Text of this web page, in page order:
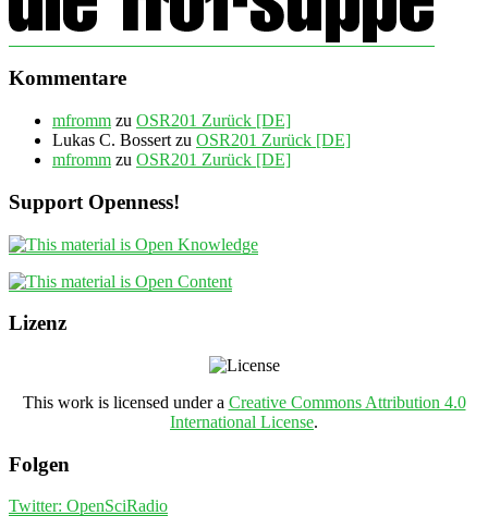
Kommentare
mfromm zu OSR201 Zurück [DE]
Lukas C. Bossert zu OSR201 Zurück [DE]
mfromm zu OSR201 Zurück [DE]
Support Openness!
Lizenz
This work is licensed under a Creative Commons Attribution 4.0
International License.
Folgen
Twitter: OpenSciRadio